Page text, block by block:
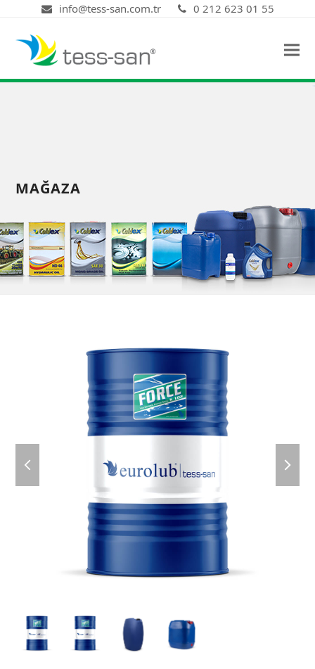
info@tess-san.com.tr 0 212 623 01 55
MAĞAZA
slide
slide